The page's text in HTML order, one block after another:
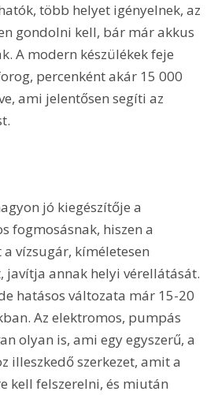
több helyet igényelnek, az
gondolni kell, bár már akkus
A modern készülékek feje
percenként akár 15 000
ami jelentősen segíti az
fogmosásnak, hiszen a
vízsugár, kíméletesen
javítja annak helyi vérellátását.
hatásos változata már 15-20
Az elektromos, pumpás
olyan is, ami egy egyszerű, a
illeszkedő szerkezet, amit a
kell felszerelni, és miután